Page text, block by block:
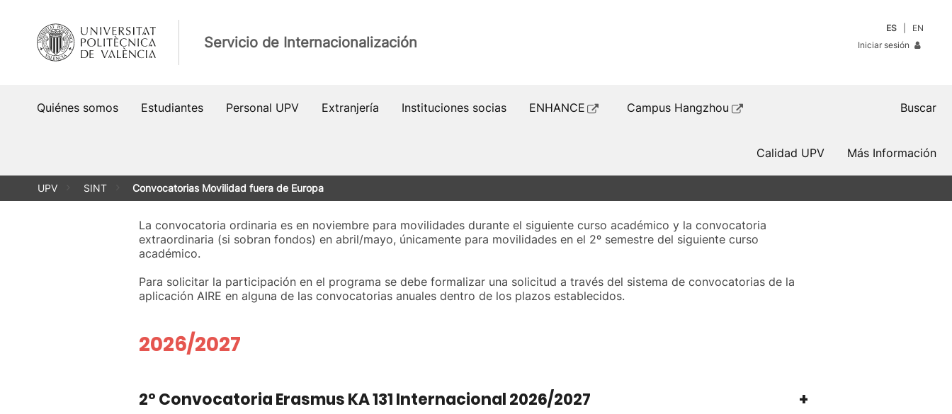
contenido
Servicio de Internacionalización
ES
EN
Iniciar sesión
Quiénes somos Estudiantes Personal UPV Extranjería Instituciones socias ENHANCE Campus Hangzhou Buscar
Más Información
Calidad UPV
UPV SINT Convocatorias Movilidad fuera de Europa
La convocatoria ordinaria es en noviembre para movilidades durante el siguiente curso académico y la convocatoria
extraordinaria (si sobran fondos) en abril/mayo, únicamente para movilidades en el 2º semestre del siguiente curso
académico.
Para solicitar la participación en el programa se debe formalizar una solicitud a través del sistema de convocatorias de la
aplicación AIRE en alguna de las convocatorias anuales dentro de los plazos establecidos.
2026/2027
2º Convocatoria Erasmus KA 131 Internacional 2026/2027 +